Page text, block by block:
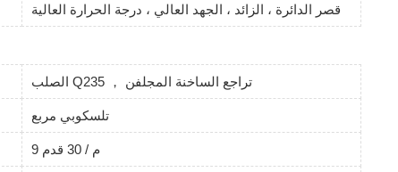
قصر الدائرة ، الزائد ، الجهد العالي ، درجة الحرارة العالية
الصلب Q235 ， تراجع الساخنة المجلفن
تلسكوبي مربع
9 م / 30 قدم